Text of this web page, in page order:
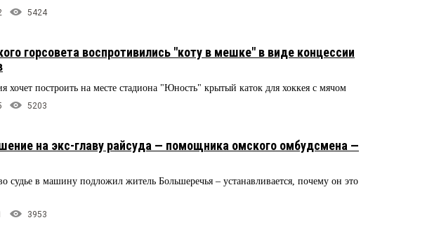
5424
горсовета воспротивились "коту в мешке" в виде концессии
хочет построить на месте стадиона "Юность" крытый каток для хоккея с мячом
5203
на экс-главу райсуда — помощника омского омбудсмена —
судье в машину подложил житель Большеречья – устанавливается, почему он это
3953